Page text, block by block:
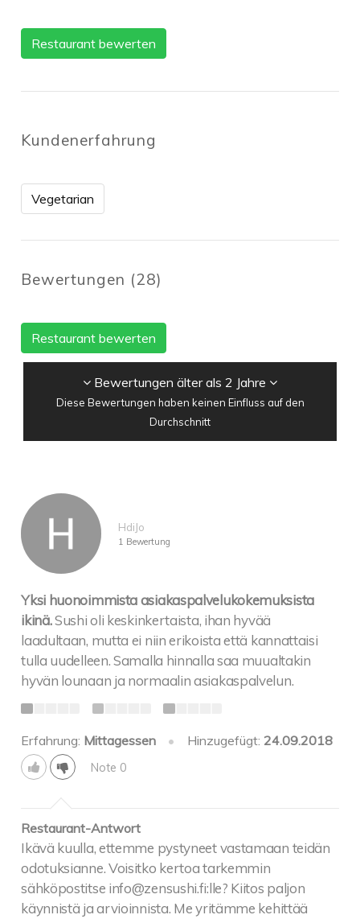
Restaurant bewerten
Kundenerfahrung
Vegetarian
Bewertungen (28)
Restaurant bewerten
Bewertungen älter als 2 Jahre
Diese Bewertungen haben keinen Einfluss auf den
Durchschnitt
HdiJo
1 Bewertung
Yksi huonoimmista asiakaspalvelukokemuksista
ikinä.Sushi oli keskinkertaista, ihan hyvää
laadultaan, mutta ei niin erikoista että kannattaisi
tulla uudelleen. Samalla hinnalla saa muualtakin
hyvän lounaan ja normaalin asiakaspalvelun.
Erfahrung: Mittagessen • Hinzugefügt: 24.09.2018
Note 0
Restaurant-Antwort
Ikävä kuulla, ettemme pystyneet vastamaan teidän
odotuksianne. Voisitko kertoa tarkemmin
sähköpostitse info@zensushi.fi:lle? Kiitos paljon
käynnistä ja arvioinnista. Me yritämme kehittää